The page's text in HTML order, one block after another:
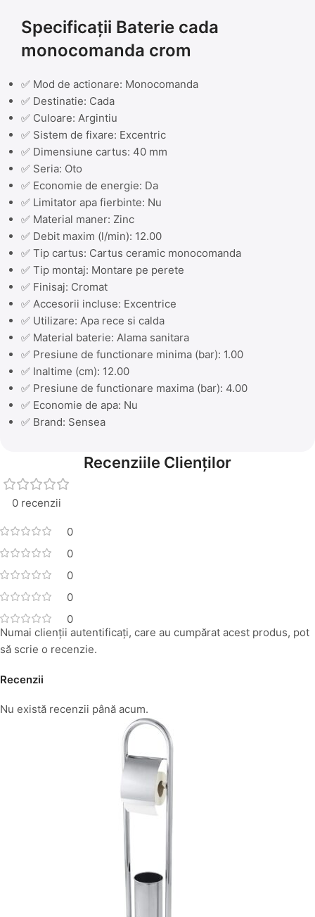
Specificații Baterie cada
monocomanda crom
✅ Mod de actionare: Monocomanda
✅ Destinatie: Cada
✅ Culoare: Argintiu
✅ Sistem de fixare: Excentric
✅ Dimensiune cartus: 40 mm
✅ Seria: Oto
✅ Economie de energie: Da
✅ Limitator apa fierbinte: Nu
✅ Material maner: Zinc
✅ Debit maxim (l/min): 12.00
✅ Tip cartus: Cartus ceramic monocomanda
✅ Tip montaj: Montare pe perete
✅ Finisaj: Cromat
✅ Accesorii incluse: Excentrice
✅ Utilizare: Apa rece si calda
✅ Material baterie: Alama sanitara
✅ Presiune de functionare minima (bar): 1.00
✅ Inaltime (cm): 12.00
✅ Presiune de functionare maxima (bar): 4.00
✅ Economie de apa: Nu
✅ Brand: Sensea
Recenziile Clienților
0 recenzii
0
0
0
0
0
Recenzii
Nu există recenzii până acum.
Numai clienții autentificați, care au cumpărat acest produs, pot
să scrie o recenzie.